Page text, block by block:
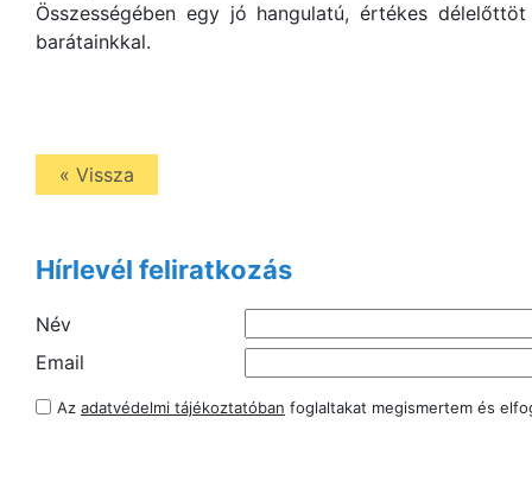
Összességében egy jó hangulatú, értékes
barátainkkal.
« Vissza
Hírlevél feliratkozás
Név
Email
Az adatvédelmi tájékoztatóban foglaltakat megismertem és